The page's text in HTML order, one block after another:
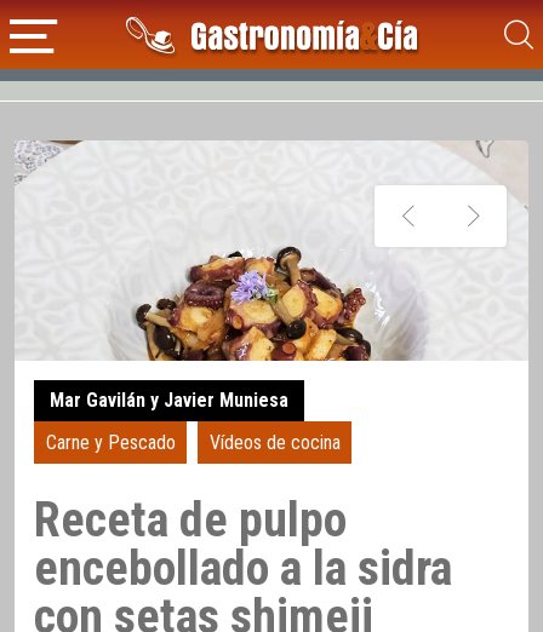
Mar Gavilán y Javier Muniesa
Carne y Pescado
Vídeos de cocina
Receta de pulpo
encebollado a la sidra
con setas shimeji